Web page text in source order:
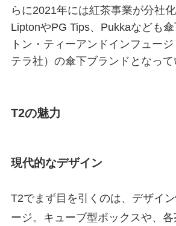
らに2021年には紅茶事業が分社化
LiptonやPG Tips、Pukkaなども
トン・ティーアンドインフュー
テラ社）の傘下ブランドとなって
T2の魅力
現代的なデザイン
T2でまず目を引くのは、デザイ
ージ。キューブ型ボックスや、